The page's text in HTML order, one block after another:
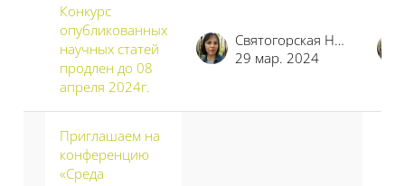
Конкурс
опубликованных
научных статей
продлен до 08
апреля 2024г.
Святогорская Наталья Владимировна
29 мар. 2024
Приглашаем на
конференцию
«Среда